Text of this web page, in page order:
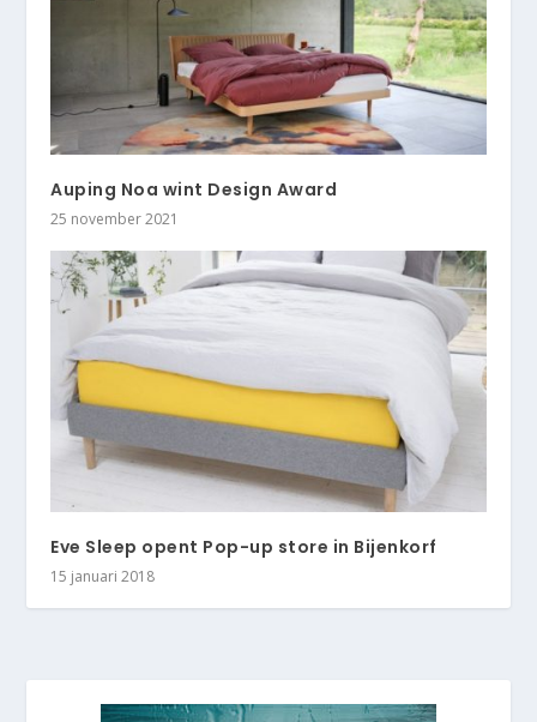
Auping Noa wint Design Award
25 november 2021
Eve Sleep opent Pop-up store in Bijenkorf
15 januari 2018